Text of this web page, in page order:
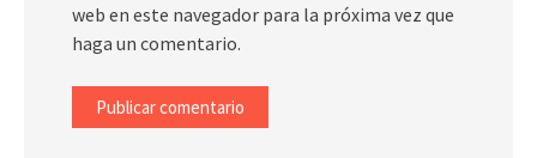
web en este navegador para la próxima vez que
haga un comentario.